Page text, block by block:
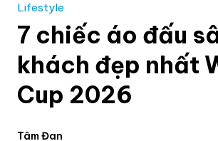
Lifestyle
7 chiếc áo đấu
khách đẹp nhất
Cup 2026
Tâm Đan